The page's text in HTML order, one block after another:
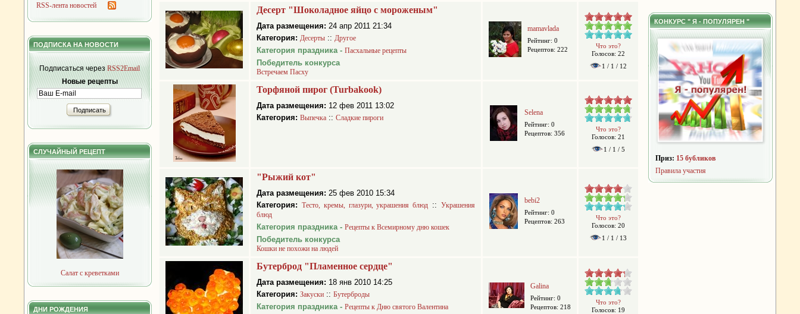
RSS-лента новостей
ПОДПИСКА НА НОВОСТИ
Подписаться черезRSS2Email
Новые рецепты
Подписать
СЛУЧАЙНЫЙ РЕЦЕПТ
Салат с креветками
ДНИ РОЖДЕНИЯ
Десерт "Шоколадное яйцо с мороженым"
Дата размещения: 24 апр 2011 21:34
Категория: Десерты :: Другое
Категория праздника - Пасхальные рецепты
Победитель конкурса
Встречаем Пасху
mamavlada
Рейтинг: 0
Рецептов: 222
Что это?
Голосов: 22
1 / 1 / 12
Торфяной пирог (Turbakook)
Дата размещения: 12 фев 2011 13:02
Категория: Выпечка :: Сладкие пироги
Selena
Рейтинг: 0
Рецептов: 356
Что это?
Голосов: 21
1 / 1 / 5
"Рыжий кот"
Дата размещения: 25 фев 2010 15:34
Категория: Тесто, кремы, глазури, украшения блюд ::Украшения
блюд
Категория праздника - Рецепты к Всемирному дню кошек
Победитель конкурса
Кошки не похожи на людей
bebi2
Рейтинг: 0
Рецептов: 263
Что это?
Голосов: 20
1 / 1 / 13
Бутерброд "Пламенное сердце"
Дата размещения: 18 янв 2010 14:25
Категория: Закуски :: Бутерброды
Категория праздника - Рецепты к Дню святого Валентина
Galina
Рейтинг: 0
Рецептов: 218
Что это?
Голосов: 19
КОНКУРС " Я - ПОПУЛЯРЕН "
Приз: 15 бубликов
Правила участия